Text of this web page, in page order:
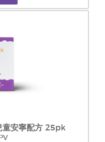
安寧配方 25pk